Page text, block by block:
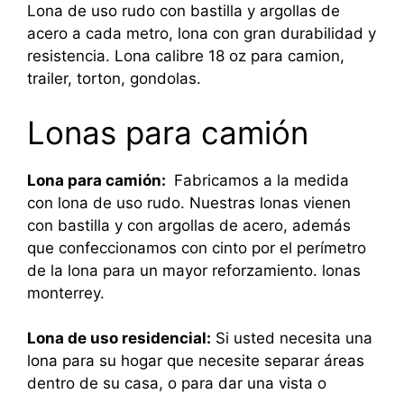
Lona de uso rudo con bastilla y argollas de
acero a cada metro, lona con gran durabilidad y
resistencia. Lona calibre 18 oz para camion,
trailer, torton, gondolas.
Lonas para camión
Lona para camión: Fabricamos a la medida
con lona de uso rudo. Nuestras lonas vienen
con bastilla y con argollas de acero, además
que confeccionamos con cinto por el perímetro
de la lona para un mayor reforzamiento. lonas
monterrey.
Lona de uso residencial: Si usted necesita una
lona para su hogar que necesite separar áreas
dentro de su casa, o para dar una vista o